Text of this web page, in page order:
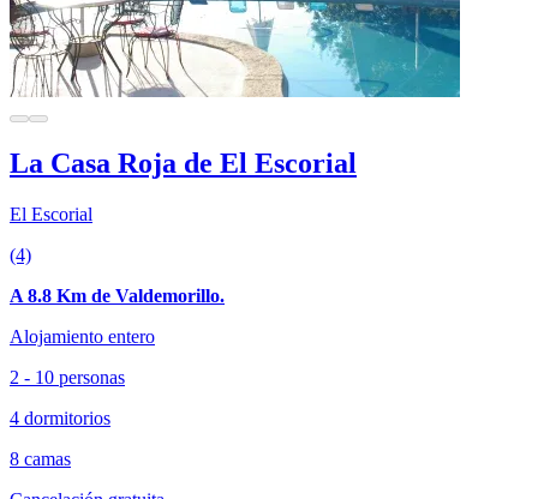
La Casa Roja de El Escorial
El Escorial
(4)
A 8.8 Km de Valdemorillo.
Alojamiento entero
2 - 10 personas
4 dormitorios
8 camas